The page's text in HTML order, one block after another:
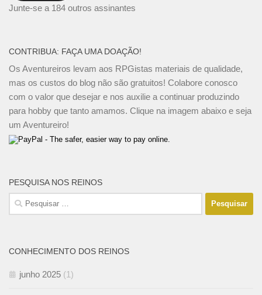
mail
Junte-se a 184 outros assinantes
CONTRIBUA: FAÇA UMA DOAÇÃO!
Os Aventureiros levam aos RPGistas materiais de qualidade,
mas os custos do blog não são gratuitos! Colabore conosco
com o valor que desejar e nos auxilie a continuar produzindo
para hobby que tanto amamos. Clique na imagem abaixo e seja
um Aventureiro!
PESQUISA NOS REINOS
Pesquisar
por:
CONHECIMENTO DOS REINOS
junho 2025 (1)